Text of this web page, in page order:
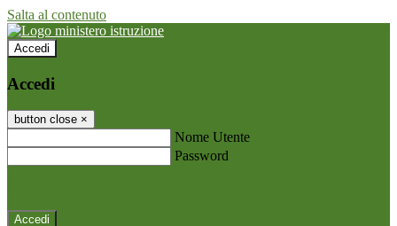
Salta al contenuto
Accedi
Accedi
button close ×
Nome Utente
Password